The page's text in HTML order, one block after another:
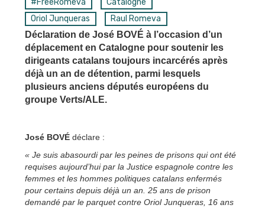
#FreeRomeva
Catalogne
Oriol Junqueras
Raul Romeva
Déclaration de José BOVÉ à l’occasion d’un
déplacement en Catalogne pour soutenir les
dirigeants catalans toujours incarcérés après
déjà un an de détention, parmi lesquels
plusieurs anciens députés européens du
groupe Verts/ALE.
José BOVÉ déclare :
« Je suis abasourdi par les peines de prisons qui ont été
requises aujourd’hui par la Justice espagnole contre les
femmes et les hommes politiques catalans enfermés
pour certains depuis déjà un an. 25 ans de prison
demandé par le parquet contre Oriol Junqueras, 16 ans